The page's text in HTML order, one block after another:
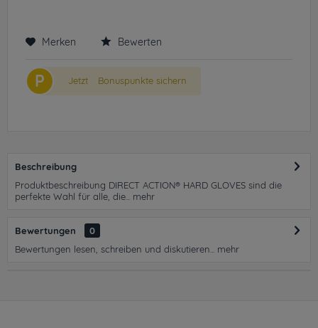
Merken Bewerten
P Jetzt Bonuspunkte sichern
Beschreibung
Produktbeschreibung DIRECT ACTION® HARD GLOVES sind die
perfekte Wahl für alle, die...
mehr
Bewertungen
0
Bewertungen lesen, schreiben und diskutieren...
mehr